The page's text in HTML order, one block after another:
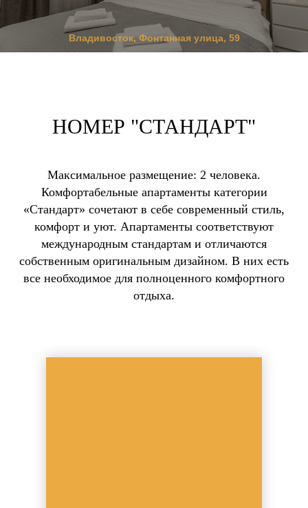
Владивосток, Фонтанная улица, 59
НОМЕР "СТАНДАРТ"
Максимальное размещение: 2 человека.
Комфортабельные апартаменты категории
«Стандарт» сочетают в себе современный стиль,
комфорт и уют. Апартаменты соответствуют
международным стандартам и отличаются
собственным оригинальным дизайном. В них есть
все необходимое для полноценного комфортного
отдыха.